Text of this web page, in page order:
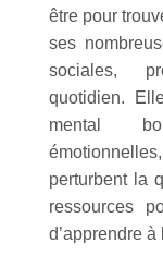
être pour
ses
sociales,
quotidien.
mental
perturbent la
ressources
d’apprendre à